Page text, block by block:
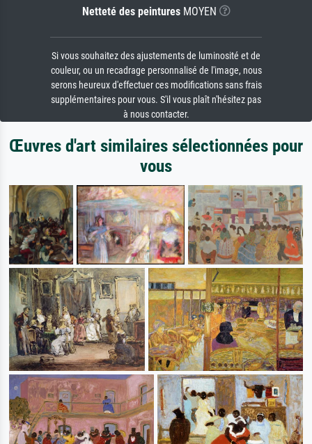
Netteté des peinturesMOYEN
Si vous souhaitez des ajustements de luminosité et de
couleur, ou un recadrage personnalisé de l'image, nous
serons heureux d'effectuer ces modifications sans frais
supplémentaires pour vous. S'il vous plaît n'hésitez pas
à nous contacter.
Œuvres d'art similaires sélectionnées pour
vous